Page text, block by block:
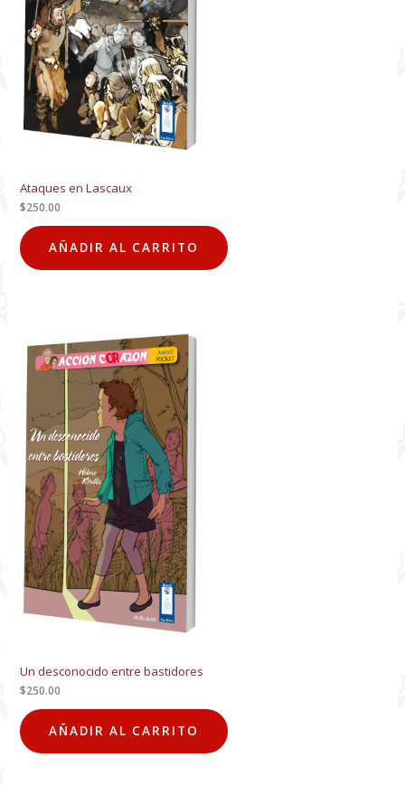
Ataques en Lascaux
$250.00
AÑADIR AL CARRITO
Un desconocido entre bastidores
$250.00
AÑADIR AL CARRITO